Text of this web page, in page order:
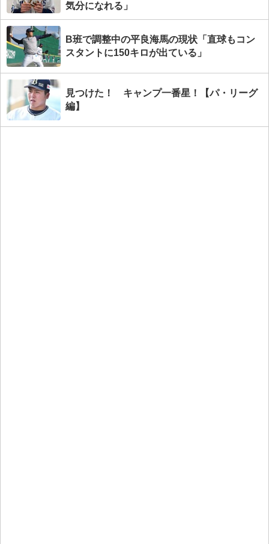
気分になれる」
B班で調整中の平良海馬の現状「直球もコン
スタントに150キロが出ている」
見つけた！ キャンプ一番星！【パ・リーグ
編】